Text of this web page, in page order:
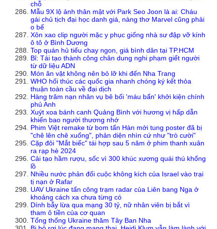
chỗ
Mẫu 9X lộ ảnh thân mật với Park Seo Joon là ai: Cháu
gái chủ tịch đại học danh giá, nàng thơ Marvel cũng phải
o bế
Xôn xao clip người mặc y phục giống nhà sư đập vỡ kính
ô tô ở Bình Dương
Top quán hủ tiếu chay ngon, giá bình dân tại TP.HCM
Bỉ: Tái tạo thành công chân dung nghi phạm giết người
từ dữ liệu ADN
Món ăn vặt không nên bỏ lỡ khi đến Nha Trang
WHO hối thúc các quốc gia nhanh chóng ký kết thỏa
thuận toàn cầu về đại dịch
Hàng trăm nạn nhân vụ bê bối 'máu bẩn' khởi kiện chính
phủ Anh
Xuýt xoa bánh canh Quảng Bình với hương vị hấp dẫn
khiến bao người thương nhớ
Phim Việt remake từ bom tấn Hàn mới tung poster đã bị
"chê lên chê xuống", phản diện nhìn cứ như "trò cười"
Cặp đôi "Mắt biếc" tái hợp sau 5 năm ở phim thanh xuân
ra rạp hè 2024
Cải tạo hầm rượu, sốc vì 300 khúc xương quái thú khổng
lồ
Nhiều nước phản đối cuộc không kích của Israel vào trại
tị nạn ở Rafar
UAV Ukraine tấn công trạm radar của Liên bang Nga ở
khoảng cách xa chưa từng có
Dính bẫy lừa qua mạng 30 tỷ, nữ nhân viên bị bắt vì
tham ô tiền của cơ quan
Tổng thống Ukraine thăm Tây Ban Nha